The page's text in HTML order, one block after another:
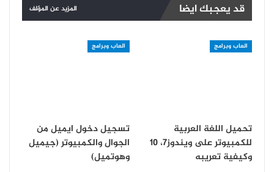
قد يعجبك ايضا المزيد عن المؤلف
العاب وبرامج
تحميل اللغة العربية
للكمبيوتر على ويندوز7، 10
وكيفية تعريبه
العاب وبرامج
تسجيل دخول ايميل من
الجوال والكمبيوتر (جيميل
وهوتميل)